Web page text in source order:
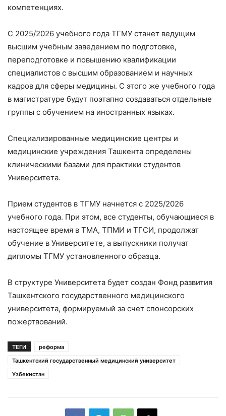
компетенциях.
С 2025/2026 учебного года ТГМУ станет ведущим
высшим учебным заведением по подготовке,
переподготовке и повышению квалификации
специалистов с высшим образованием и научных
кадров для сферы медицины. С этого же учебного года
в магистратуре будут поэтапно создаваться отдельные
группы с обучением на иностранных языках.
Специализированные медицинские центры и
медицинские учреждения Ташкента определены
клиническими базами для практики студентов
Университета.
Прием студентов в ТГМУ начнется с 2025/2026
учебного года. При этом, все студенты, обучающиеся в
настоящее время в ТМА, ТПМИ и ТГСИ, продолжат
обучение в Университете, а выпускники получат
дипломы ТГМУ установленного образца.
В структуре Университета будет создан Фонд развития
Ташкентского государственного медицинского
университета, формируемый за счет спонсорских
пожертвований.
ТЕГИ
реформа
Ташкентский государственный медицинский университет
Узбекистан